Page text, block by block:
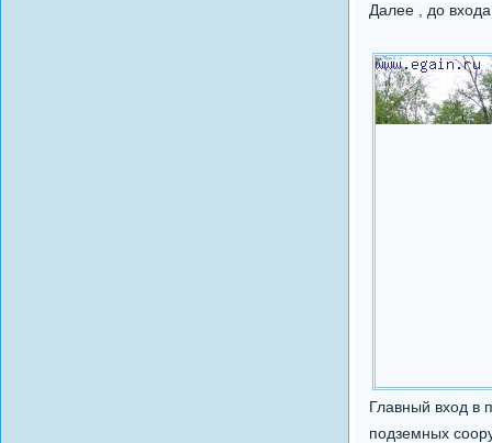
Далее , до
Главный вход в
подземных